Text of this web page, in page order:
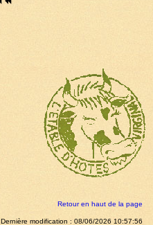
Retour en haut de la page
Dernière modification : 08/06/2026 10:57:56